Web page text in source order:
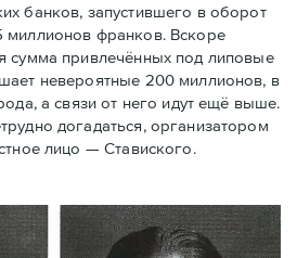
банков, запустившего в оборот
франков. Вскоре
сумма привлечённых под липовые
невероятные 200 миллионов, в
a связи от него идут ещё выше.
догадаться, организатором
лицо — Ставиского.